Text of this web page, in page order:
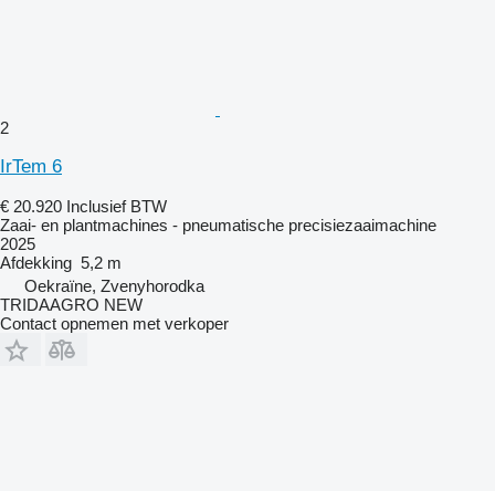
2
IrTem 6
€ 20.920 Inclusief BTW
Zaai- en plantmachines - pneumatische precisiezaaimachine
2025
Afdekking 5,2 m
Oekraïne, Zvenyhorodka
TRIDAAGRO NEW
Contact opnemen met verkoper